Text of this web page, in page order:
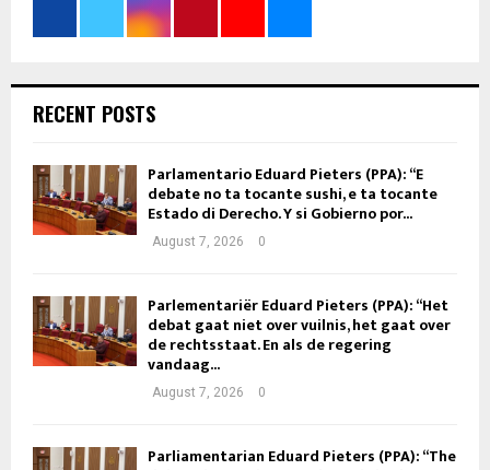
RECENT POSTS
Parlamentario Eduard Pieters (PPA): “E
debate no ta tocante sushi, e ta tocante
Estado di Derecho. Y si Gobierno por...
August 7, 2026 0
Parlementariër Eduard Pieters (PPA): “Het
debat gaat niet over vuilnis, het gaat over
de rechtsstaat. En als de regering
vandaag...
August 7, 2026 0
Parliamentarian Eduard Pieters (PPA): “The